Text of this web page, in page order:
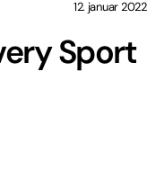
Sport
12. januar 2022